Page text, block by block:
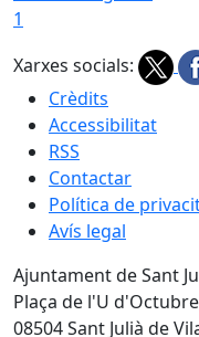
1
Xarxes socials:
Crèdits
Accessibilitat
RSS
Contactar
Política de
Avís legal
Ajuntament de Sant
Plaça de l'U
08504 Sant Julià de